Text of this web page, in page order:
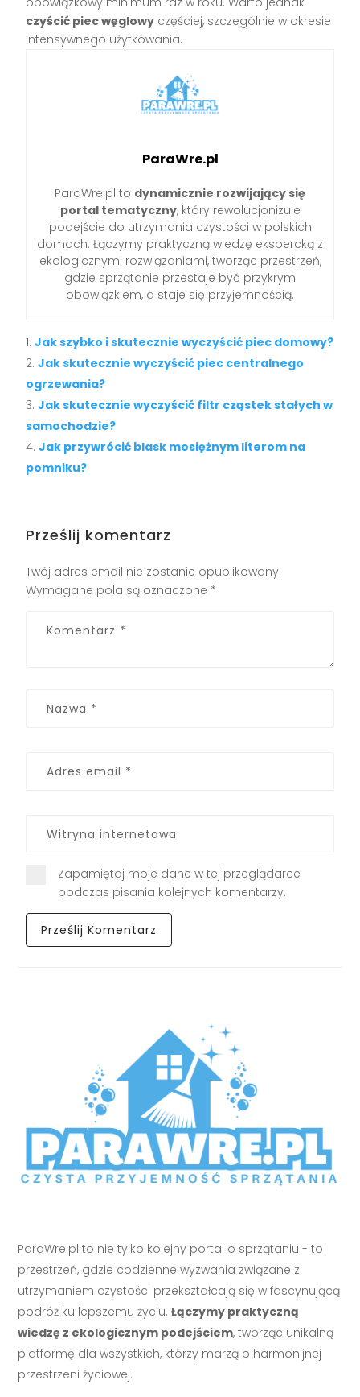
czyścić piec węglowy częściej, szczególnie w okresie
intensywnego użytkowania.
ParaWre.pl
ParaWre.pl to dynamicznie rozwijający się
portal tematyczny, który rewolucjonizuje
podejście do utrzymania czystości w polskich
domach. Łączymy praktyczną wiedzę ekspercką z
ekologicznymi rozwiązaniami, tworząc przestrzeń,
gdzie sprzątanie przestaje być przykrym
obowiązkiem, a staje się przyjemnością.
Jak szybko i skutecznie wyczyścić piec domowy?
Jak skutecznie wyczyścić piec centralnego
ogrzewania?
Jak skutecznie wyczyścić filtr cząstek stałych w
samochodzie?
Jak przywrócić blask mosiężnym literom na
pomniku?
Prześlij komentarz
Twój adres email nie zostanie opublikowany.
Wymagane pola są oznaczone *
Zapamiętaj moje dane w tej przeglądarce
podczas pisania kolejnych komentarzy.
ParaWre.pl to nie tylko kolejny portal o sprzątaniu - to
przestrzeń, gdzie codzienne wyzwania związane z
utrzymaniem czystości przekształcają się w fascynującą
podróż ku lepszemu życiu.Łączymy praktyczną
wiedzę z ekologicznym podejściem, tworząc unikalną
platformę dla wszystkich, którzy marzą o harmonijnej
przestrzeni życiowej.